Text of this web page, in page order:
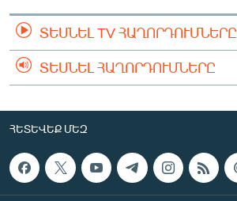
ՏԵՍՆԵԼ TV ՀԱՂՈՐԴՈՒՄՆԵՐԸ
ՏԵՍՆԵԼ ՀԱՂՈՐԴՈՒՄՆԵՐԸ
ՀԵՏԵՎԵՔ ՄԵԶ